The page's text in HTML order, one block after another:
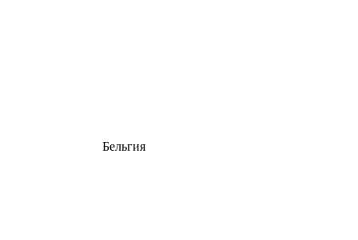
Бельгия